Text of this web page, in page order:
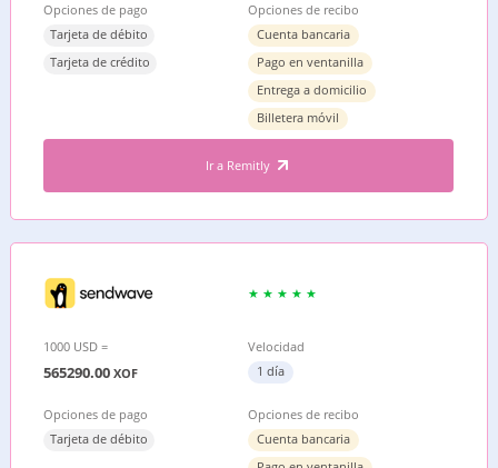
Opciones de pago
Tarjeta de débito
Tarjeta de crédito
Opciones de recibo
Cuenta bancaria
Pago en ventanilla
Entrega a domicilio
Billetera móvil
Ir a Remitly
1000 USD =
565290.00 XOF
Velocidad
1 día
Opciones de pago
Tarjeta de débito
Opciones de recibo
Cuenta bancaria